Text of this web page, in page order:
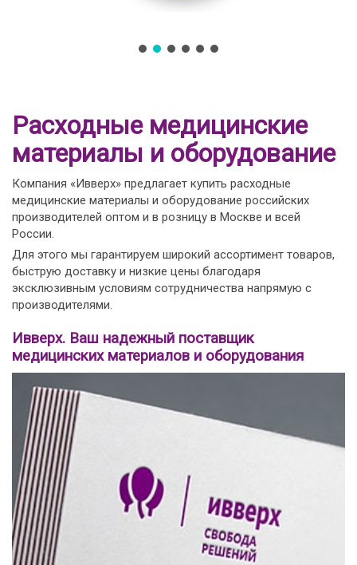
Расходные медицинские
материалы и оборудование
Компания «Ивверх» предлагает купить расходные
медицинские материалы и оборудование российских
производителей оптом и в розницу в Москве и всей
России.
Для этого мы гарантируем широкий ассортимент товаров,
быструю доставку и низкие цены благодаря
эксклюзивным условиям сотрудничества напрямую с
производителями.
Ивверх. Ваш надежный поставщик
медицинских материалов и оборудования